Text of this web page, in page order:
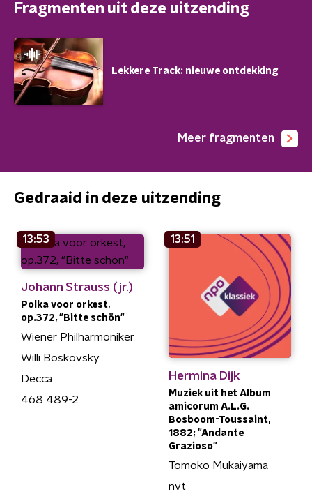
Fragmenten uit deze uitzending
Lekkere Track: nieuwe ontdekking
Meer fragmenten
Gedraaid in deze uitzending
13:53
Johann Strauss (jr.)
Polka voor orkest,
op.372, "Bitte schön"
Wiener Philharmoniker
Willi Boskovsky
Decca
468 489-2
13:51
Hermina Dijk
Muziek uit het Album
amicorum A.L.G.
Bosboom-Toussaint,
1882; "Andante
Grazioso"
Tomoko Mukaiyama
nvt